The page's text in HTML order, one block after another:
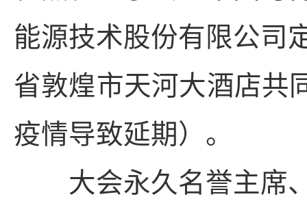
能源技术股份有限公司
省敦煌市天河大酒店共
疫情导致延期）。
大会永久名誉主席、